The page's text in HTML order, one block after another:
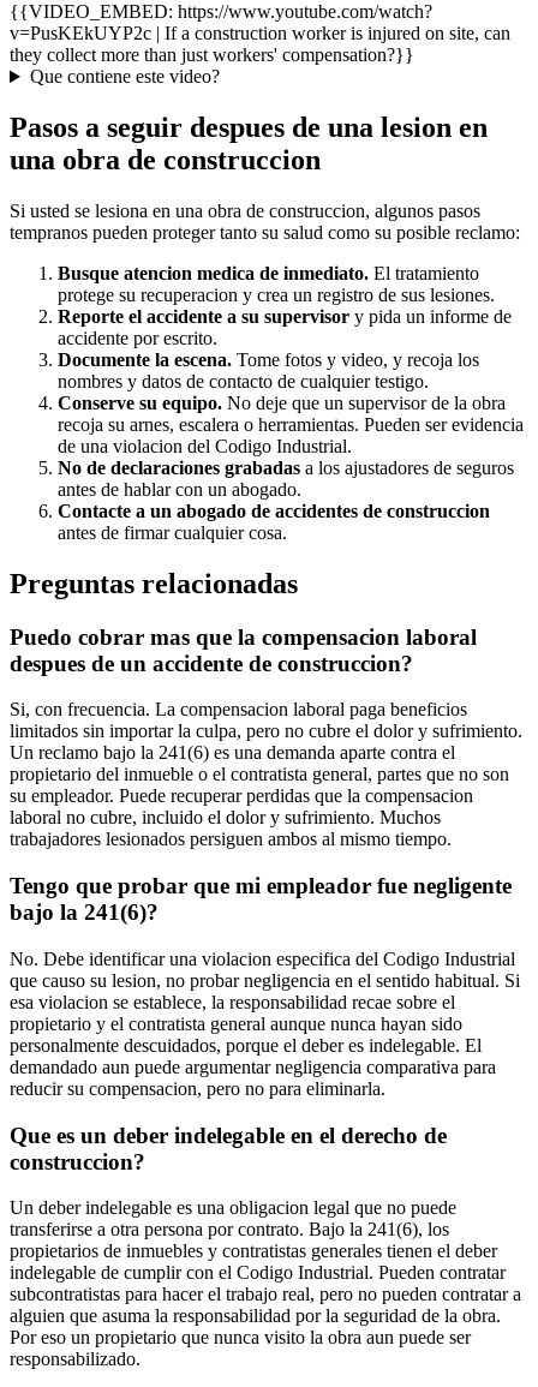
{{VIDEO_EMBED: https://www.youtube.com/watch?
v=PusKEkUYP2c | If a construction worker is injured on site, can
they collect more than just workers' compensation?}}
Que contiene este video?
Pasos a seguir despues de una lesion en
una obra de construccion
Si usted se lesiona en una obra de construccion, algunos pasos
tempranos pueden proteger tanto su salud como su posible reclamo:
Busque atencion medica de inmediato. El tratamiento
protege su recuperacion y crea un registro de sus lesiones.
Reporte el accidente a su supervisor y pida un informe de
accidente por escrito.
Documente la escena. Tome fotos y video, y recoja los
nombres y datos de contacto de cualquier testigo.
Conserve su equipo. No deje que un supervisor de la obra
recoja su arnes, escalera o herramientas. Pueden ser evidencia
de una violacion del Codigo Industrial.
No de declaraciones grabadas a los ajustadores de seguros
antes de hablar con un abogado.
Contacte a un abogado de accidentes de construccion
antes de firmar cualquier cosa.
Preguntas relacionadas
Puedo cobrar mas que la compensacion laboral
despues de un accidente de construccion?
Si, con frecuencia. La compensacion laboral paga beneficios
limitados sin importar la culpa, pero no cubre el dolor y sufrimiento.
Un reclamo bajo la 241(6) es una demanda aparte contra el
propietario del inmueble o el contratista general, partes que no son
su empleador. Puede recuperar perdidas que la compensacion
laboral no cubre, incluido el dolor y sufrimiento. Muchos
trabajadores lesionados persiguen ambos al mismo tiempo.
Tengo que probar que mi empleador fue negligente
bajo la 241(6)?
No. Debe identificar una violacion especifica del Codigo Industrial
que causo su lesion, no probar negligencia en el sentido habitual. Si
esa violacion se establece, la responsabilidad recae sobre el
propietario y el contratista general aunque nunca hayan sido
personalmente descuidados, porque el deber es indelegable. El
demandado aun puede argumentar negligencia comparativa para
reducir su compensacion, pero no para eliminarla.
Que es un deber indelegable en el derecho de
construccion?
Un deber indelegable es una obligacion legal que no puede
transferirse a otra persona por contrato. Bajo la 241(6), los
propietarios de inmuebles y contratistas generales tienen el deber
indelegable de cumplir con el Codigo Industrial. Pueden contratar
subcontratistas para hacer el trabajo real, pero no pueden contratar a
alguien que asuma la responsabilidad por la seguridad de la obra.
Por eso un propietario que nunca visito la obra aun puede ser
responsabilizado.